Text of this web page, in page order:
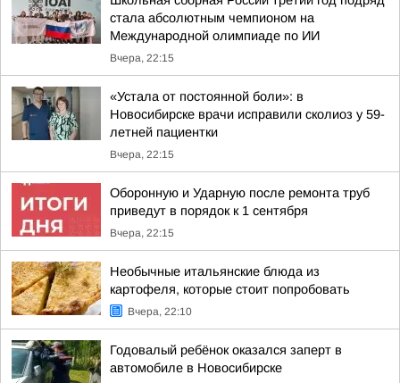
стала абсолютным чемпионом на
Международной олимпиаде по ИИ
Вчера, 22:15
«Устала от постоянной боли»: в
Новосибирске врачи исправили сколиоз у 59-
летней пациентки
Вчера, 22:15
Оборонную и Ударную после ремонта труб
приведут в порядок к 1 сентября
Вчера, 22:15
Необычные итальянские блюда из
картофеля, которые стоит попробовать
Вчера, 22:10
Годовалый ребёнок оказался заперт в
автомобиле в Новосибирске